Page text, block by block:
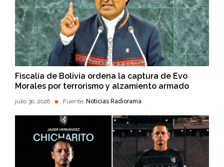
Fiscalía de Bolivia ordena la captura de Evo
Morales por terrorismo y alzamiento armado
julio 30, 2026 Fuente: Noticias Radiorama